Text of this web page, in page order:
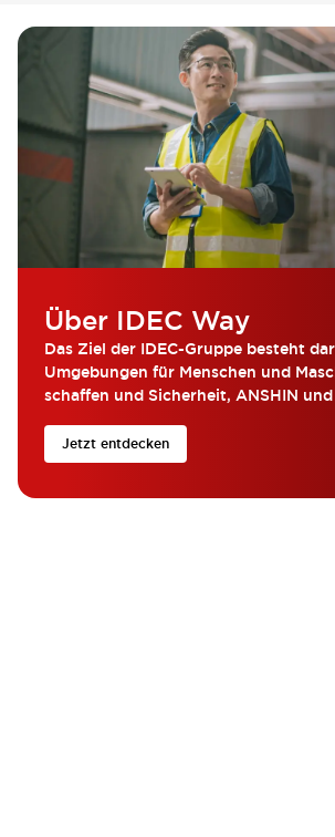
Über IDEC Way
Das Ziel der IDEC-Gruppe besteht
Umgebungen für Menschen und
schaffen und Sicherheit, ANSHIN
Jetzt entdecken